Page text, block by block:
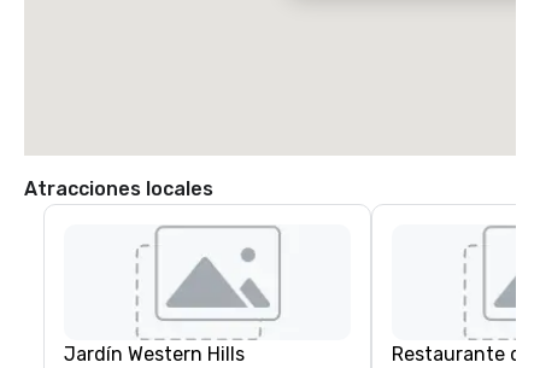
Atracciones locales
Jardín Western Hills Restaurante